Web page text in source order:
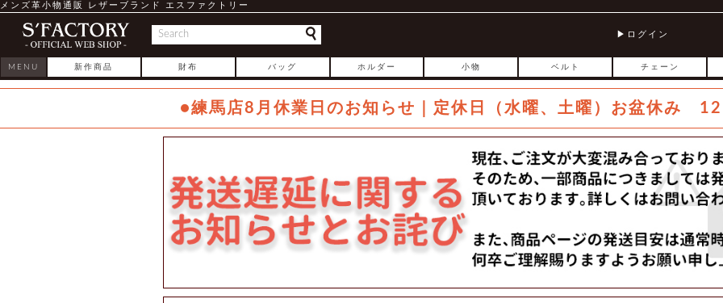
メンズ革小物通販 レザーブランド エスファクトリー
ログイン
MENU 新作商品 財布 バッグ ホルダー 小物 ベルト チェーン
●練馬店8月休業日のお知らせ｜定休日（水曜、土曜）お盆休み 12